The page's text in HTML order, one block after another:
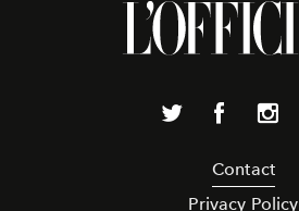
Contact
Privacy Policy